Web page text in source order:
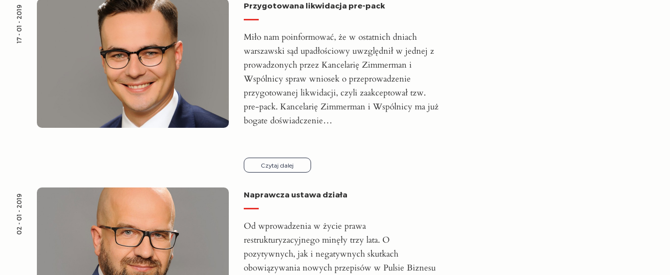
17 - 01 - 2019 Przygotowana likwidacja pre-pack
Miło nam poinformować, że w ostatnich dniach
warszawski sąd upadłościowy uwzględnił w jednej z
prowadzonych przez Kancelarię Zimmerman i
Wspólnicy spraw wniosek o przeprowadzenie
przygotowanej likwidacji, czyli zaakceptował tzw.
pre-pack. Kancelarię Zimmerman i Wspólnicy ma już
bogate doświadczenie…
Czytaj dalej
02 - 01 - 2019 Naprawcza ustawa działa
Od wprowadzenia w życie prawa
restrukturyzacyjnego minęły trzy lata. O
pozytywnych, jak i negatywnych skutkach
obowiązywania nowych przepisów w Pulsie Biznesu